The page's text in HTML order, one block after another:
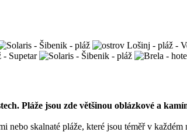
Pláže jsou zde většinou oblázkové a
skalnaté pláže, které jsou téměř v každém